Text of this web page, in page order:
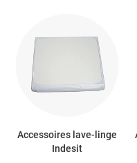
Accessoires lave-linge
Indesit